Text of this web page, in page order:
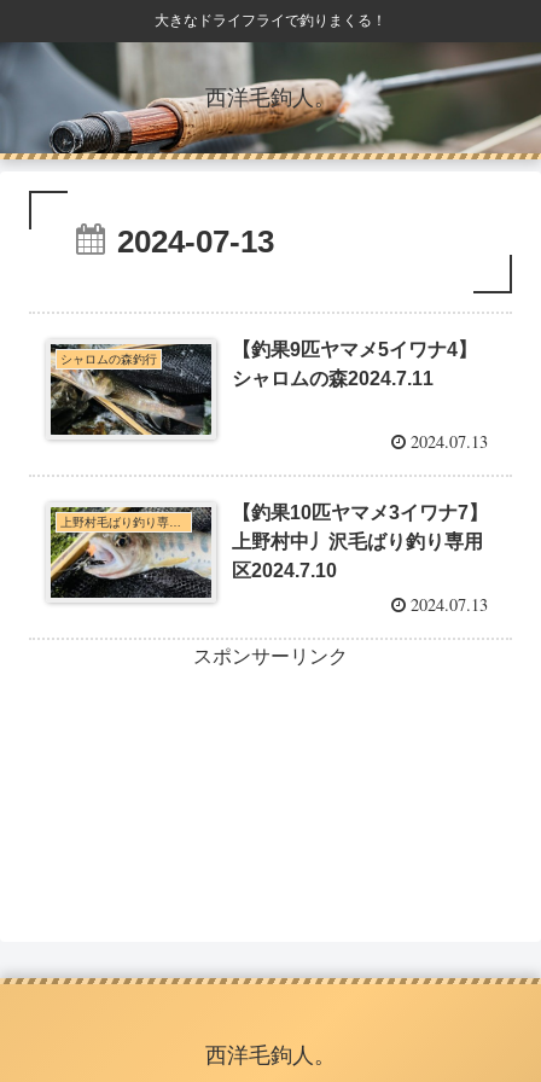
大きなドライフライで釣りまくる！
西洋毛鉤人。
2024-07-13
シャロムの森釣行
【釣果9匹ヤマメ5イワナ4】
シャロムの森2024.7.11
2024.07.13
【釣果10匹ヤマメ3イワナ7】
上野村中丿沢毛ばり釣り専用
区2024.7.10
2024.07.13
スポンサーリンク
西洋毛鉤人。